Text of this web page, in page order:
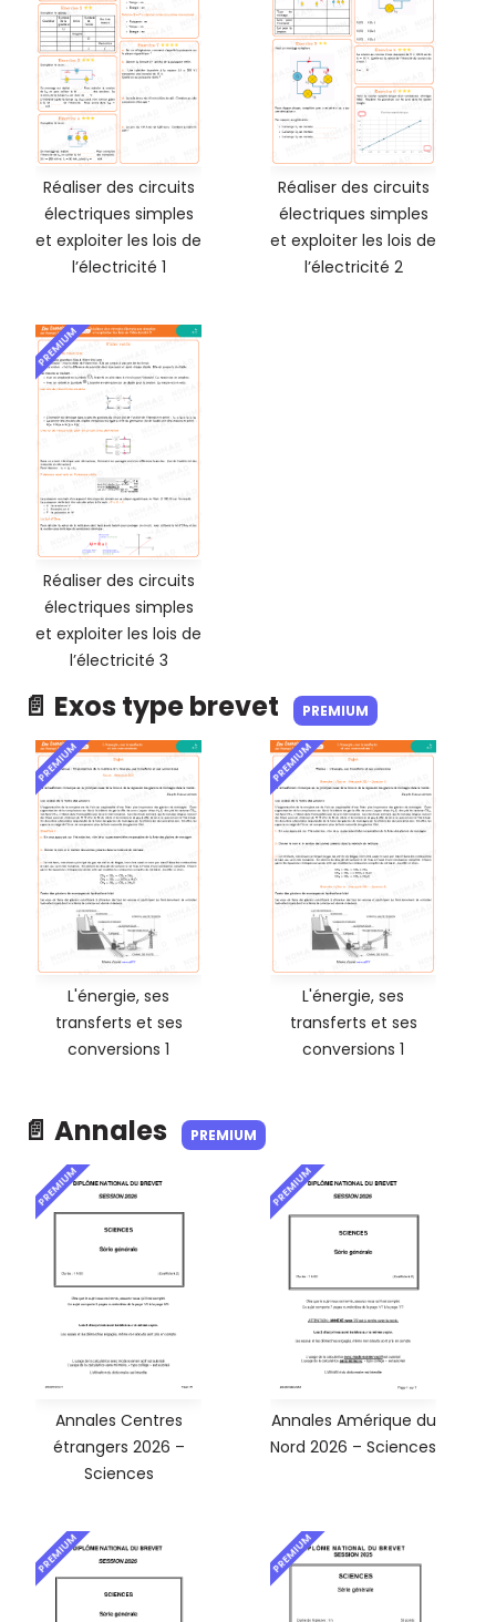
Réaliser des circuits
électriques simples
et exploiter les lois de
l’électricité 1
Réaliser des circuits
électriques simples
et exploiter les lois de
l’électricité 2
PREMIUM
Réaliser des circuits
électriques simples
et exploiter les lois de
l’électricité 3
📄 Exos type brevet PREMIUM
PREMIUM
L'énergie, ses
transferts et ses
conversions 1
PREMIUM
L'énergie, ses
transferts et ses
conversions 1
📄 Annales PREMIUM
PREMIUM
Annales Centres
étrangers 2026 –
Sciences
PREMIUM
Annales Amérique du
Nord 2026 – Sciences
PREMIUM PREMIUM